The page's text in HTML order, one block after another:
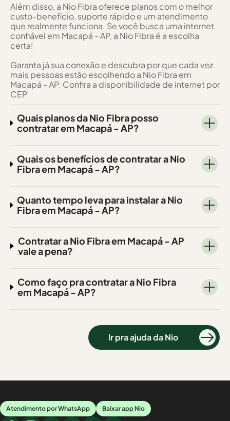
Além disso, a Nio Fibra oferece planos com o melhor
custo-benefício, suporte rápido e um atendimento
que realmente funciona. Se você busca uma internet
confiável em Macapá - AP, a Nio Fibra é a escolha
certa!
Garanta já sua conexão e descubra por que cada vez
mais pessoas estão escolhendo a Nio Fibra em
Macapá - AP. Confira a disponibilidade de internet por
CEP
Quais planos da Nio Fibra posso
contratar em Macapá - AP?
Quais os benefícios de contratar a Nio
Fibra em Macapá - AP?
Quanto tempo leva para instalar a Nio
Fibra em Macapá - AP?
Contratar a Nio Fibra em Macapá - AP
vale a pena?
Como faço pra contratar a Nio Fibra
em Macapá - AP?
Ir pra ajuda da Nio
Atendimento por WhatsApp Baixar app Nio